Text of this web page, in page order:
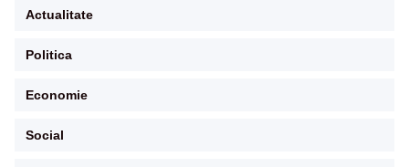
Actualitate
Politica
Economie
Social